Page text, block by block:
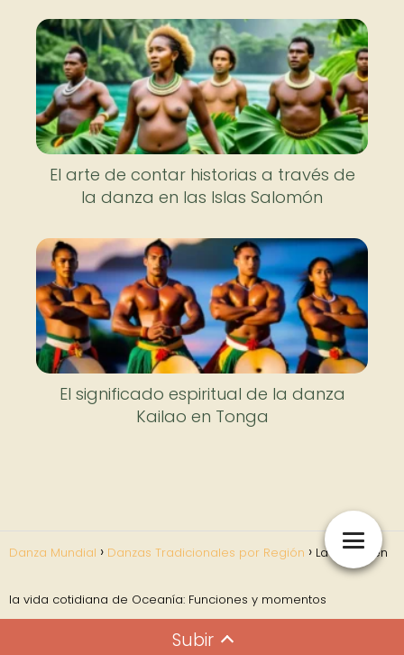
El arte de contar historias a través de
la danza en las Islas Salomón
El significado espiritual de la danza
Kailao en Tonga
Danza Mundial Danzas Tradicionales por Región La danza en
la vida cotidiana de Oceanía: Funciones y momentos
Subir